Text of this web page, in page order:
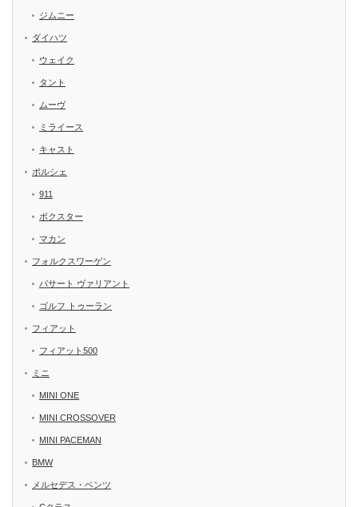
ジムニー
ダイハツ
ウェイク
タント
ムーヴ
ミライース
キャスト
ポルシェ
911
ボクスター
マカン
フォルクスワーゲン
パサート ヴァリアント
ゴルフ トゥーラン
フィアット
フィアット500
ミニ
MINI ONE
MINI CROSSOVER
MINI PACEMAN
BMW
メルセデス・ベンツ